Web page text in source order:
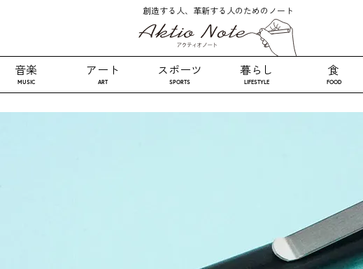
創造する人、革新する人のためのノート
音楽
MUSIC
アート
ART
スポーツ
SPORTS
暮らし
LIFESTYLE
食
FOOD